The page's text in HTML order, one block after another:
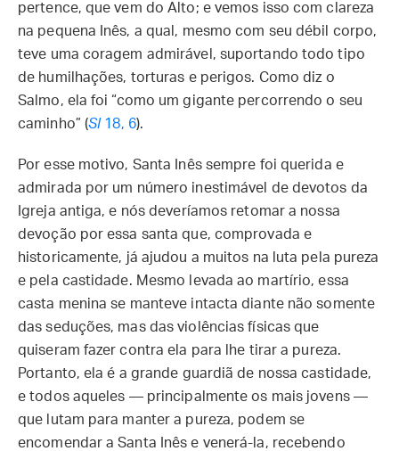
pertence, que vem do Alto; e vemos isso com clareza
na pequena Inês, a qual, mesmo com seu débil corpo,
teve uma coragem admirável, suportando todo tipo
de humilhações, torturas e perigos. Como diz o
Salmo, ela foi “como um gigante percorrendo o seu
caminho” (Sl 18, 6).
Por esse motivo, Santa Inês sempre foi querida e
admirada por um número inestimável de devotos da
Igreja antiga, e nós deveríamos retomar a nossa
devoção por essa santa que, comprovada e
historicamente, já ajudou a muitos na luta pela pureza
e pela castidade. Mesmo levada ao martírio, essa
casta menina se manteve intacta diante não somente
das seduções, mas das violências físicas que
quiseram fazer contra ela para lhe tirar a pureza.
Portanto, ela é a grande guardiã de nossa castidade,
e todos aqueles — principalmente os mais jovens —
que lutam para manter a pureza, podem se
encomendar a Santa Inês e venerá-la, recebendo